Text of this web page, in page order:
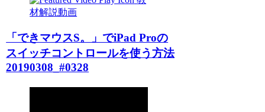
材解説動画
「できマウスS。」でiPad Proの
スイッチコントロールを使う方法
20190308_#0328